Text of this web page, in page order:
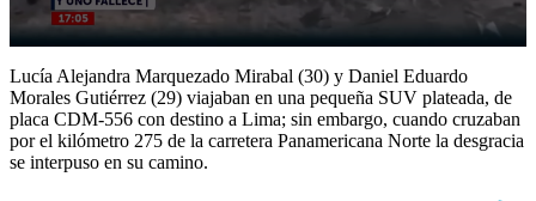
seconds
of
1
minute,
27
seconds
Lucía Alejandra Marquezado Mirabal (30) y Daniel Eduardo
Morales Gutiérrez (29) viajaban en una pequeña SUV plateada, de
placa CDM-556 con destino a Lima; sin embargo, cuando cruzaban
por el kilómetro 275 de la carretera Panamericana Norte la desgracia
se interpuso en su camino.